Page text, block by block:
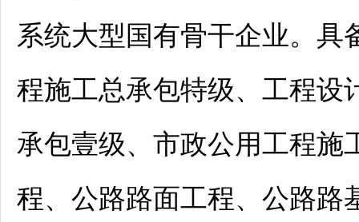
系统大型国有骨干企业。具
程施工总承包特级、工程设
承包壹级、市政公用工程施
程、公路路面工程、公路路